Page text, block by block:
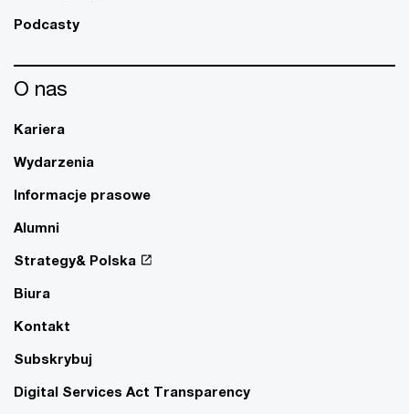
Podcasty
O nas
Kariera
Wydarzenia
Informacje prasowe
Alumni
Strategy& Polska
Biura
Kontakt
Subskrybuj
Digital Services Act Transparency